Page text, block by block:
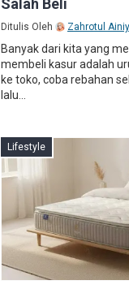
Salah Beli
Ditulis Oleh Zahrotul
Banyak dari kita yang
membeli kasur adalah
ke toko, coba rebahan
lalu...
Lifestyle